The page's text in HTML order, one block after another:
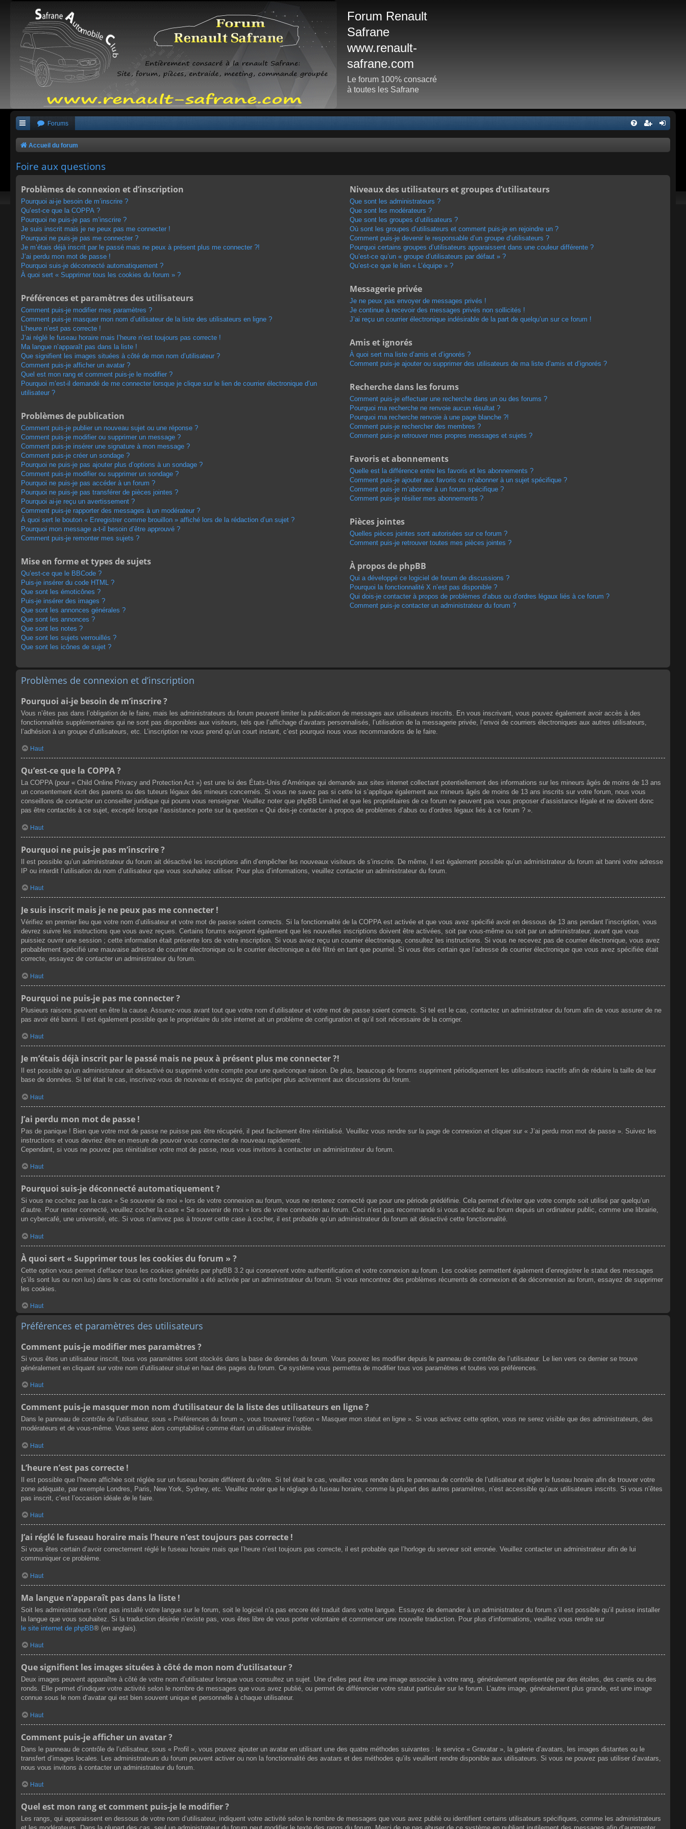
Forum Renault
Safrane
www.renault-
safrane.com
Le forum 100% consacré
à toutes les Safrane
Forums
Accueil du forum
Foire aux questions
Problèmes de connexion et d’inscription
Pourquoi ai-je besoin de m’inscrire ?
Qu’est-ce que la COPPA ?
Pourquoi ne puis-je pas m’inscrire ?
Je suis inscrit mais je ne peux pas me connecter !
Pourquoi ne puis-je pas me connecter ?
Je m’étais déjà inscrit par le passé mais ne peux à présent plus me connecter ?!
J’ai perdu mon mot de passe !
Pourquoi suis-je déconnecté automatiquement ?
À quoi sert « Supprimer tous les cookies du forum » ?
Préférences et paramètres des utilisateurs
Comment puis-je modifier mes paramètres ?
Comment puis-je masquer mon nom d’utilisateur de la liste des utilisateurs en ligne ?
L’heure n’est pas correcte !
J’ai réglé le fuseau horaire mais l’heure n’est toujours pas correcte !
Ma langue n’apparaît pas dans la liste !
Que signifient les images situées à côté de mon nom d’utilisateur ?
Comment puis-je afficher un avatar ?
Quel est mon rang et comment puis-je le modifier ?
Pourquoi m’est-il demandé de me connecter lorsque je clique sur le lien de courrier électronique d’un
utilisateur ?
Problèmes de publication
Comment puis-je publier un nouveau sujet ou une réponse ?
Comment puis-je modifier ou supprimer un message ?
Comment puis-je insérer une signature à mon message ?
Comment puis-je créer un sondage ?
Pourquoi ne puis-je pas ajouter plus d’options à un sondage ?
Comment puis-je modifier ou supprimer un sondage ?
Pourquoi ne puis-je pas accéder à un forum ?
Pourquoi ne puis-je pas transférer de pièces jointes ?
Pourquoi ai-je reçu un avertissement ?
Comment puis-je rapporter des messages à un modérateur ?
À quoi sert le bouton « Enregistrer comme brouillon » affiché lors de la rédaction d’un sujet ?
Pourquoi mon message a-t-il besoin d’être approuvé ?
Comment puis-je remonter mes sujets ?
Mise en forme et types de sujets
Qu’est-ce que le BBCode ?
Puis-je insérer du code HTML ?
Que sont les émoticônes ?
Puis-je insérer des images ?
Que sont les annonces générales ?
Que sont les annonces ?
Que sont les notes ?
Que sont les sujets verrouillés ?
Que sont les icônes de sujet ?
Niveaux des utilisateurs et groupes d’utilisateurs
Que sont les administrateurs ?
Que sont les modérateurs ?
Que sont les groupes d’utilisateurs ?
Où sont les groupes d’utilisateurs et comment puis-je en rejoindre un ?
Comment puis-je devenir le responsable d’un groupe d’utilisateurs ?
Pourquoi certains groupes d’utilisateurs apparaissent dans une couleur différente ?
Qu’est-ce qu’un « groupe d’utilisateurs par défaut » ?
Qu’est-ce que le lien « L’équipe » ?
Messagerie privée
Je ne peux pas envoyer de messages privés !
Je continue à recevoir des messages privés non sollicités !
J’ai reçu un courrier électronique indésirable de la part de quelqu’un sur ce forum !
Amis et ignorés
À quoi sert ma liste d’amis et d’ignorés ?
Comment puis-je ajouter ou supprimer des utilisateurs de ma liste d’amis et d’ignorés ?
Recherche dans les forums
Comment puis-je effectuer une recherche dans un ou des forums ?
Pourquoi ma recherche ne renvoie aucun résultat ?
Pourquoi ma recherche renvoie à une page blanche ?!
Comment puis-je rechercher des membres ?
Comment puis-je retrouver mes propres messages et sujets ?
Favoris et abonnements
Quelle est la différence entre les favoris et les abonnements ?
Comment puis-je ajouter aux favoris ou m’abonner à un sujet spécifique ?
Comment puis-je m’abonner à un forum spécifique ?
Comment puis-je résilier mes abonnements ?
Pièces jointes
Quelles pièces jointes sont autorisées sur ce forum ?
Comment puis-je retrouver toutes mes pièces jointes ?
À propos de phpBB
Qui a développé ce logiciel de forum de discussions ?
Pourquoi la fonctionnalité X n’est pas disponible ?
Qui dois-je contacter à propos de problèmes d’abus ou d’ordres légaux liés à ce forum ?
Comment puis-je contacter un administrateur du forum ?
Problèmes de connexion et d’inscription
Pourquoi ai-je besoin de m’inscrire ?
Vous n’êtes pas dans l’obligation de le faire, mais les administrateurs du forum peuvent limiter la publication de messages aux utilisateurs inscrits. En vous inscrivant, vous pouvez également avoir accès à des
fonctionnalités supplémentaires qui ne sont pas disponibles aux visiteurs, tels que l’affichage d’avatars personnalisés, l’utilisation de la messagerie privée, l’envoi de courriers électroniques aux autres utilisateurs,
l’adhésion à un groupe d’utilisateurs, etc. L’inscription ne vous prend qu’un court instant, c’est pourquoi nous vous recommandons de le faire.
Haut
Qu’est-ce que la COPPA ?
La COPPA (pour « Child Online Privacy and Protection Act ») est une loi des États-Unis d’Amérique qui demande aux sites internet collectant potentiellement des informations sur les mineurs âgés de moins de 13 ans
un consentement écrit des parents ou des tuteurs légaux des mineurs concernés. Si vous ne savez pas si cette loi s’applique également aux mineurs âgés de moins de 13 ans inscrits sur votre forum, nous vous
conseillons de contacter un conseiller juridique qui pourra vous renseigner. Veuillez noter que phpBB Limited et que les propriétaires de ce forum ne peuvent pas vous proposer d’assistance légale et ne doivent donc
pas être contactés à ce sujet, excepté lorsque l’assistance porte sur la question « Qui dois-je contacter à propos de problèmes d’abus ou d’ordres légaux liés à ce forum ? ».
Haut
Pourquoi ne puis-je pas m’inscrire ?
Il est possible qu’un administrateur du forum ait désactivé les inscriptions afin d’empêcher les nouveaux visiteurs de s’inscrire. De même, il est également possible qu’un administrateur du forum ait banni votre adresse
IP ou interdit l’utilisation du nom d’utilisateur que vous souhaitez utiliser. Pour plus d’informations, veuillez contacter un administrateur du forum.
Haut
Je suis inscrit mais je ne peux pas me connecter !
Vérifiez en premier lieu que votre nom d’utilisateur et votre mot de passe soient corrects. Si la fonctionnalité de la COPPA est activée et que vous avez spécifié avoir en dessous de 13 ans pendant l’inscription, vous
devrez suivre les instructions que vous avez reçues. Certains forums exigeront également que les nouvelles inscriptions doivent être activées, soit par vous-même ou soit par un administrateur, avant que vous
puissiez ouvrir une session ; cette information était présente lors de votre inscription. Si vous aviez reçu un courrier électronique, consultez les instructions. Si vous ne recevez pas de courrier électronique, vous avez
probablement spécifié une mauvaise adresse de courrier électronique ou le courrier électronique a été filtré en tant que pourriel. Si vous êtes certain que l’adresse de courrier électronique que vous avez spécifiée était
correcte, essayez de contacter un administrateur du forum.
Haut
Pourquoi ne puis-je pas me connecter ?
Plusieurs raisons peuvent en être la cause. Assurez-vous avant tout que votre nom d’utilisateur et votre mot de passe soient corrects. Si tel est le cas, contactez un administrateur du forum afin de vous assurer de ne
pas avoir été banni. Il est également possible que le propriétaire du site internet ait un problème de configuration et qu’il soit nécessaire de la corriger.
Haut
Je m’étais déjà inscrit par le passé mais ne peux à présent plus me connecter ?!
Il est possible qu’un administrateur ait désactivé ou supprimé votre compte pour une quelconque raison. De plus, beaucoup de forums suppriment périodiquement les utilisateurs inactifs afin de réduire la taille de leur
base de données. Si tel était le cas, inscrivez-vous de nouveau et essayez de participer plus activement aux discussions du forum.
Haut
J’ai perdu mon mot de passe !
Pas de panique ! Bien que votre mot de passe ne puisse pas être récupéré, il peut facilement être réinitialisé. Veuillez vous rendre sur la page de connexion et cliquer sur « J’ai perdu mon mot de passe ». Suivez les
instructions et vous devriez être en mesure de pouvoir vous connecter de nouveau rapidement.
Cependant, si vous ne pouvez pas réinitialiser votre mot de passe, nous vous invitons à contacter un administrateur du forum.
Haut
Pourquoi suis-je déconnecté automatiquement ?
Si vous ne cochez pas la case « Se souvenir de moi » lors de votre connexion au forum, vous ne resterez connecté que pour une période prédéfinie. Cela permet d’éviter que votre compte soit utilisé par quelqu’un
d’autre. Pour rester connecté, veuillez cocher la case « Se souvenir de moi » lors de votre connexion au forum. Ceci n’est pas recommandé si vous accédez au forum depuis un ordinateur public, comme une librairie,
un cybercafé, une université, etc. Si vous n’arrivez pas à trouver cette case à cocher, il est probable qu’un administrateur du forum ait désactivé cette fonctionnalité.
Haut
À quoi sert « Supprimer tous les cookies du forum » ?
Cette option vous permet d’effacer tous les cookies générés par phpBB 3.2 qui conservent votre authentification et votre connexion au forum. Les cookies permettent également d’enregistrer le statut des messages
(s’ils sont lus ou non lus) dans le cas où cette fonctionnalité a été activée par un administrateur du forum. Si vous rencontrez des problèmes récurrents de connexion et de déconnexion au forum, essayez de supprimer
les cookies.
Haut
Préférences et paramètres des utilisateurs
Comment puis-je modifier mes paramètres ?
Si vous êtes un utilisateur inscrit, tous vos paramètres sont stockés dans la base de données du forum. Vous pouvez les modifier depuis le panneau de contrôle de l’utilisateur. Le lien vers ce dernier se trouve
généralement en cliquant sur votre nom d’utilisateur situé en haut des pages du forum. Ce système vous permettra de modifier tous vos paramètres et toutes vos préférences.
Haut
Comment puis-je masquer mon nom d’utilisateur de la liste des utilisateurs en ligne ?
Dans le panneau de contrôle de l’utilisateur, sous « Préférences du forum », vous trouverez l’option « Masquer mon statut en ligne ». Si vous activez cette option, vous ne serez visible que des administrateurs, des
modérateurs et de vous-même. Vous serez alors comptabilisé comme étant un utilisateur invisible.
Haut
L’heure n’est pas correcte !
Il est possible que l’heure affichée soit réglée sur un fuseau horaire différent du vôtre. Si tel était le cas, veuillez vous rendre dans le panneau de contrôle de l’utilisateur et régler le fuseau horaire afin de trouver votre
zone adéquate, par exemple Londres, Paris, New York, Sydney, etc. Veuillez noter que le réglage du fuseau horaire, comme la plupart des autres paramètres, n’est accessible qu’aux utilisateurs inscrits. Si vous n’êtes
pas inscrit, c’est l’occasion idéale de le faire.
Haut
J’ai réglé le fuseau horaire mais l’heure n’est toujours pas correcte !
Si vous êtes certain d’avoir correctement réglé le fuseau horaire mais que l’heure n’est toujours pas correcte, il est probable que l’horloge du serveur soit erronée. Veuillez contacter un administrateur afin de lui
communiquer ce problème.
Haut
Ma langue n’apparaît pas dans la liste !
Soit les administrateurs n’ont pas installé votre langue sur le forum, soit le logiciel n’a pas encore été traduit dans votre langue. Essayez de demander à un administrateur du forum s’il est possible qu’il puisse installer
la langue que vous souhaitez. Si la traduction désirée n’existe pas, vous êtes libre de vous porter volontaire et commencer une nouvelle traduction. Pour plus d’informations, veuillez vous rendre sur
le site internet de phpBB® (en anglais).
Haut
Que signifient les images situées à côté de mon nom d’utilisateur ?
Deux images peuvent apparaître à côté de votre nom d’utilisateur lorsque vous consultez un sujet. Une d’elles peut être une image associée à votre rang, généralement représentée par des étoiles, des carrés ou des
ronds. Elle permet d’indiquer votre activité selon le nombre de messages que vous avez publié, ou permet de différencier votre statut particulier sur le forum. L’autre image, généralement plus grande, est une image
connue sous le nom d’avatar qui est bien souvent unique et personnelle à chaque utilisateur.
Haut
Comment puis-je afficher un avatar ?
Dans le panneau de contrôle de l’utilisateur, sous « Profil », vous pouvez ajouter un avatar en utilisant une des quatre méthodes suivantes : le service « Gravatar », la galerie d’avatars, les images distantes ou le
transfert d’images locales. Les administrateurs du forum peuvent activer ou non la fonctionnalité des avatars et des méthodes qu’ils veuillent rendre disponible aux utilisateurs. Si vous ne pouvez pas utiliser d’avatars,
nous vous invitons à contacter un administrateur du forum.
Haut
Quel est mon rang et comment puis-je le modifier ?
Les rangs, qui apparaissent en dessous de votre nom d’utilisateur, indiquent votre activité selon le nombre de messages que vous avez publié ou identifient certains utilisateurs spécifiques, comme les administrateurs